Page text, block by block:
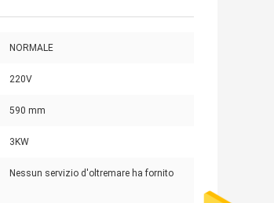
NORMALE
220V
590 mm
3KW
Nessun servizio d'oltremare ha fornito